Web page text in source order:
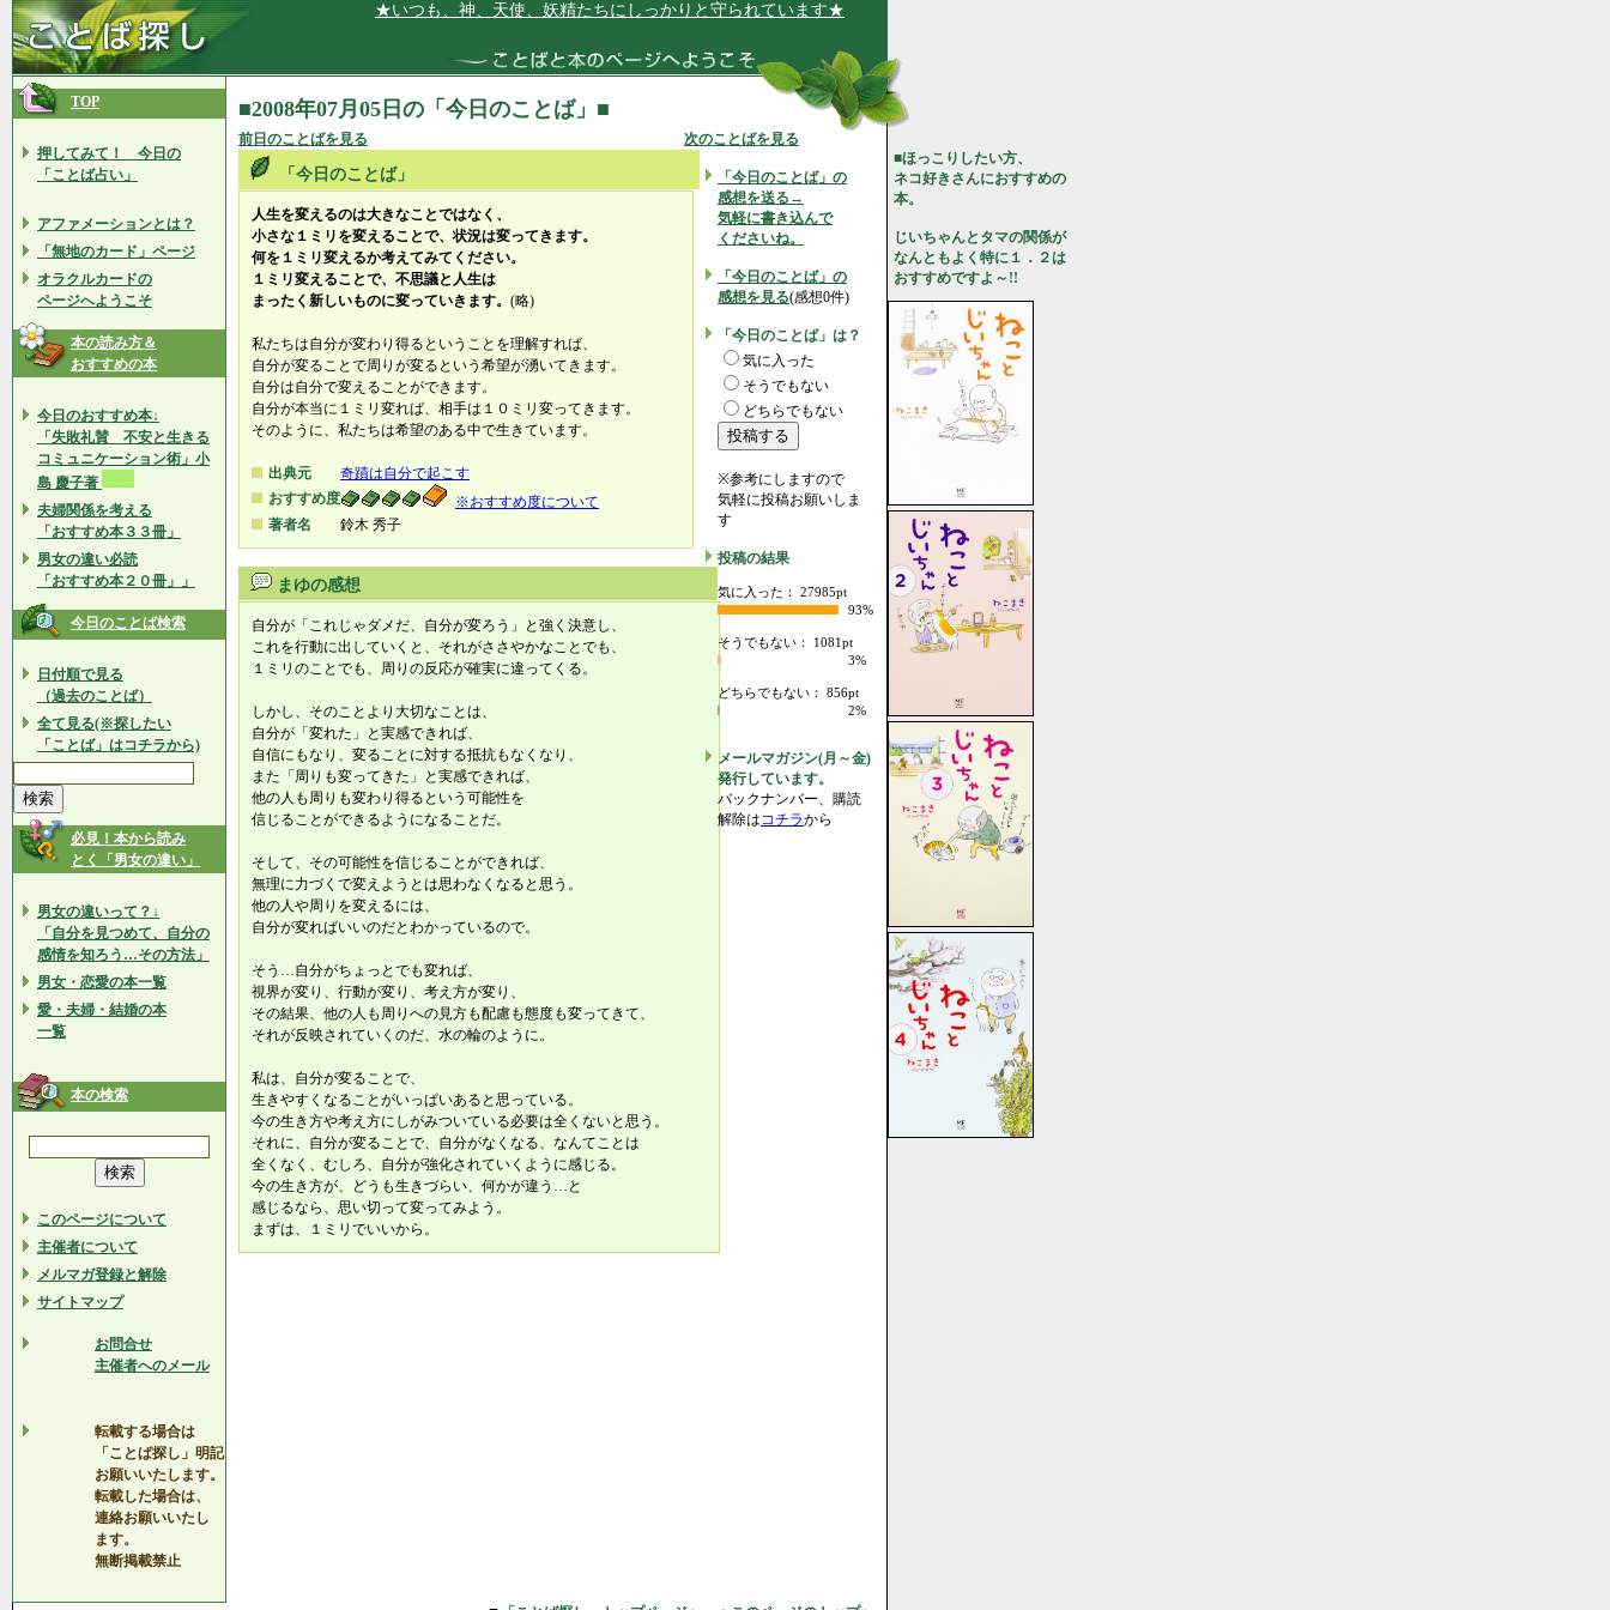
★いつも、神、天使、妖精たちにしっかりと守られています★
TOP
押してみて！ 今日の
「ことば占い」
アファメーションとは？
「無地のカード」ページ
オラクルカードの
ページへようこそ
本の読み方＆
おすすめの本
今日のおすすめ本↓
「失敗礼賛 不安と生きる
コミュニケーション術」小
島 慶子著
夫婦関係を考える
「おすすめ本３３冊」
男女の違い必読
「おすすめ本２０冊」」
今日のことば検索
日付順で見る
（過去のことば）
全て見る(※探したい
「ことば」はコチラから)
必見！本から読み
とく「男女の違い」
男女の違いって？↓
「自分を見つめて、自分の
感情を知ろう…その方法」
男女・恋愛の本一覧
愛・夫婦・結婚の本
一覧
本の検索
このページについて
主催者について
メルマガ登録と解除
サイトマップ
お問合せ
主催者へのメール
転載する場合は
「ことば探し」明記
お願いいたします。
転載した場合は、
連絡お願いいたし
ます。
無断掲載禁止
■2008年07月05日の「今日のことば」■
前日のことばを見る 次のことばを見る
「今日のことば」
人生を変えるのは大きなことではなく、
小さな１ミリを変えることで、状況は変ってきます。
何を１ミリ変えるか考えてみてください。
１ミリ変えることで、不思議と人生は
まったく新しいものに変っていきます。 (略)
私たちは自分が変わり得るということを理解すれば、
自分が変ることで周りが変るという希望が湧いてきます。
自分は自分で変えることができます。
自分が本当に１ミリ変れば、相手は１０ミリ変ってきます。
そのように、私たちは希望のある中で生きています。
出典元
奇蹟は自分で起こす
おすすめ度
※おすすめ度について
著者名
鈴木 秀子
まゆの感想
自分が「これじゃダメだ、自分が変ろう」と強く決意し、
これを行動に出していくと、それがささやかなことでも、
１ミリのことでも、周りの反応が確実に違ってくる。
しかし、そのことより大切なことは、
自分が「変れた」と実感できれば、
自信にもなり、変ることに対する抵抗もなくなり、
また「周りも変ってきた」と実感できれば、
他の人も周りも変わり得るという可能性を
信じることができるようになることだ。
そして、その可能性を信じることができれば、
無理に力づくで変えようとは思わなくなると思う。
他の人や周りを変えるには、
自分が変ればいいのだとわかっているので。
そう…自分がちょっとでも変れば、
視界が変り、行動が変り、考え方が変り、
その結果、他の人も周りへの見方も配慮も態度も変ってきて、
それが反映されていくのだ、水の輪のように。
私は、自分が変ることで、
生きやすくなることがいっぱいあると思っている。
今の生き方や考え方にしがみついている必要は全くないと思う。
それに、自分が変ることで、自分がなくなる、なんてことは
全くなく、むしろ、自分が強化されていくように感じる。
今の生き方が、どうも生きづらい、何かが違う…と
感じるなら、思い切って変ってみよう。
まずは、１ミリでいいから。
「今日のことば」の
感想を送る→
気軽に書き込んで
くださいね。
「今日のことば」の
感想を見る(感想0件)
「今日のことば」は？
気に入った
そうでもない
どちらでもない
※参考にしますので
気軽に投稿お願いしま
す
投稿の結果
気に入った： 27985pt
93%
そうでもない： 1081pt
3%
どちらでもない： 856pt
2%
メールマガジン(月～金)
発行しています。
バックナンバー、購読
解除はコチラから
■ほっこりしたい方、
ネコ好きさんにおすすめの
本。
じいちゃんとタマの関係が
なんともよく特に１．２は
おすすめですよ～!!